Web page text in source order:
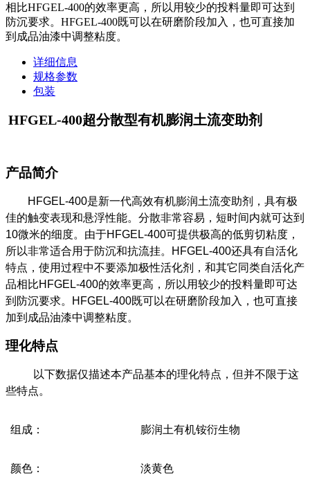
相比HFGEL-400的效率更高，所以用较少的投料量即可达到
防沉要求。HFGEL-400既可以在研磨阶段加入，也可直接加
到成品油漆中调整粘度。
详细信息
规格参数
包装
HFGEL-400超分散型有机膨润土流变助剂
产品简介
HFGEL-400是新一代高效有机膨润土流变助剂，具有极
佳的触变表现和悬浮性能。分散非常容易，短时间内就可达到
10微米的细度。由于HFGEL-400可提供极高的低剪切粘度，
所以非常适合用于防沉和抗流挂。
HFGEL-400还具有自活化
特点，使用过程中不要添加极性活化剂，和其它同类自活化产
品相比HFGEL-400的效率更高，所以用较少的投料量即可达
到防沉要求。
HFGEL-400既可以在研磨阶段加入，也可直接
加到成品油漆中调整粘度。
理化特点
以下数据仅描述本产品基本的理化特点，但并不限于这
些特点。
组成： 膨润土有机铵衍生物
颜色： 淡黄色